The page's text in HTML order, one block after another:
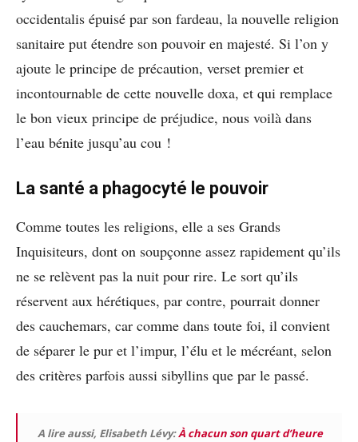
occidentalis épuisé par son fardeau, la nouvelle religion
sanitaire put étendre son pouvoir en majesté. Si l’on y
ajoute le principe de précaution, verset premier et
incontournable de cette nouvelle doxa, et qui remplace
le bon vieux principe de préjudice, nous voilà dans
l’eau bénite jusqu’au cou !
La santé a phagocyté le pouvoir
Comme toutes les religions, elle a ses Grands
Inquisiteurs, dont on soupçonne assez rapidement qu’ils
ne se relèvent pas la nuit pour rire. Le sort qu’ils
réservent aux hérétiques, par contre, pourrait donner
des cauchemars, car comme dans toute foi, il convient
de séparer le pur et l’impur, l’élu et le mécréant, selon
des critères parfois aussi sibyllins que par le passé.
A lire aussi, Elisabeth Lévy:À chacun son quart d’heure